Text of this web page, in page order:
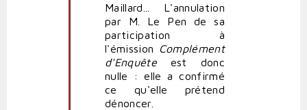
Maillard... L'annulation
par M. Le Pen de sa
participation à
l'émission
Complément
d'Enquêteest donc
nulle : elle a confirmé
ce qu'elle prétend
dénoncer.